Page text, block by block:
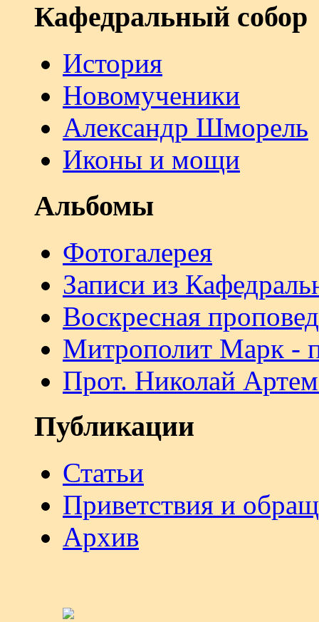
Кафедральный собор
История
Новомученики
Александр Шморель
Иконы и мощи
Альбомы
Фотогалерея
Записи из
Воскресная
Митрополит Марк -
Прот. Николай
Публикации
Статьи
Приветствия и
Архив